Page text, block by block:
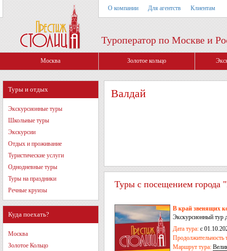
О компании Для агентств Клиентам
Туроператор по Москве и
Москва Золотое кольцо
Туры и отдых
Экскурсионные туры
Школьные туры
Экскурсии
Отдых и проживание
Туристические услуги
Однодневные туры
Туры на праздники
Речные круизы
Куда поехать?
Москва
Золотое Кольцо
Валдай
Туры с посещением города
В край звенящих
Экскурсионный тур
Дата тура: с
Продолжительность
Маршрут тура: